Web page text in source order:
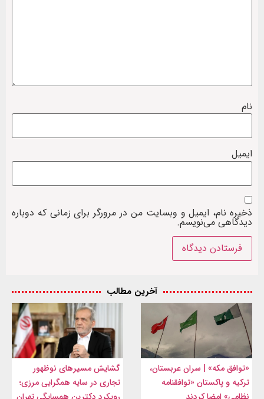
نام
ایمیل
ذخیره نام، ایمیل و وبسایت من در مرورگر برای زمانی که دوباره
دیدگاهی می‌نویسم.
آخرین مطالب
«توافق مکه» | سران عربستان،
ترکیه و پاکستان «توافقنامه
گشایش مسیرهای نوظهور
تجاری در سایه همگرایی مرزی؛